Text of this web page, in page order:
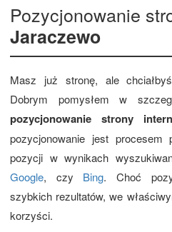
Pozycjonowanie
Jaraczewo
Masz już stronę, ale
Dobrym pomysłem w
pozycjonowanie strony
pozycjonowanie jest procesem
pozycji w wynikach
Google, czy Bing. Choć
szybkich rezultatów, we
korzyści.